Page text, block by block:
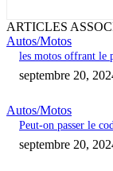
ARTICLES
Autos/Motos
les motos offrant le
septembre 20,
Autos/Motos
Peut-on passer le
septembre 20,